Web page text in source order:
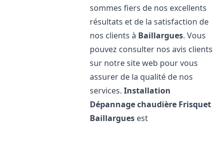
sommes fiers de nos excellents
résultats et de la satisfaction de
nos clients à Baillargues. Vous
pouvez consulter nos avis clients
sur notre site web pour vous
assurer de la qualité de nos
services.Installation
Dépannage chaudière Frisquet
Baillargues est